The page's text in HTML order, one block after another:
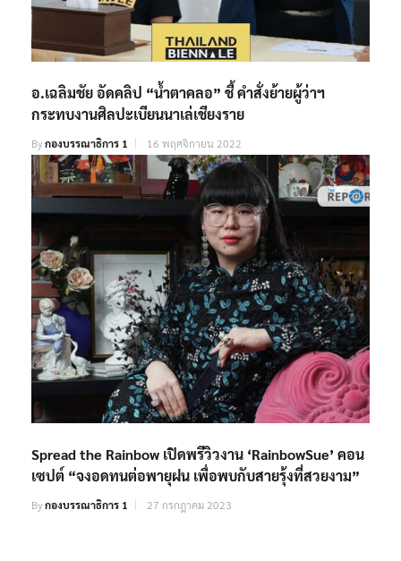
อ.เฉลิมชัย อัดคลิป “น้ำตาคลอ” ชี้ คำสั่งย้ายผู้ว่าฯ
กระทบงานศิลปะเบียนนาเล่เชียงราย
Byกองบรรณาธิการ 1 16 พฤศจิกายน 2022
Spread the Rainbow เปิดพรีวิวงาน ‘RainbowSue’ คอน
เซปต์ “จงอดทนต่อพายุฝน เพื่อพบกับสายรุ้งที่สวยงาม”
Byกองบรรณาธิการ 1 27 กรกฎาคม 2023